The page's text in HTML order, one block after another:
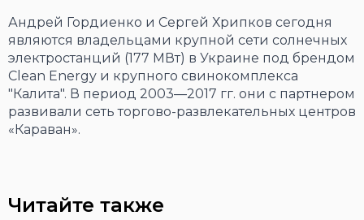
Андрей Гордиенко и Сергей Хрипков сегодня
являются владельцами крупной сети солнечных
электростанций (177 МВт) в Украине под брендом
Clean Energy и крупного свинокомплекса
"Калита". В период 2003—2017 гг. они с партнером
развивали сеть торгово-развлекательных центров
«Караван».
Читайте также